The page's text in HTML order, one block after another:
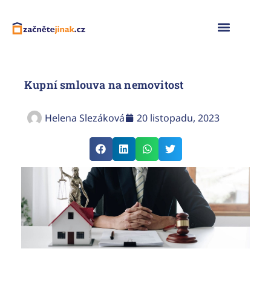
Kupní smlouva na nemovitost
Helena Slezáková 20 listopadu, 2023